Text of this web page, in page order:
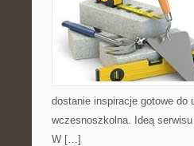
dostanie inspiracje gotowe
wczesnoszkolna. Ideą
W […]